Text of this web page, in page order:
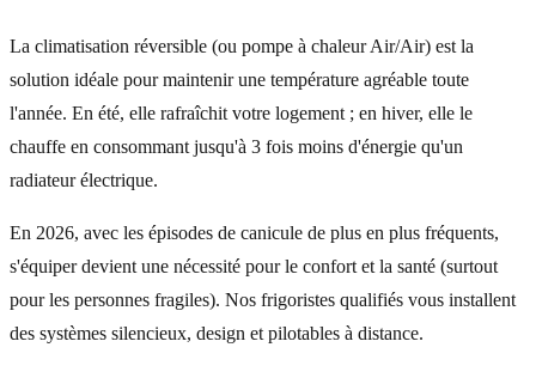
La climatisation réversible (ou pompe à chaleur Air/Air) est la
solution idéale pour maintenir une température agréable toute
l'année. En été, elle rafraîchit votre logement ; en hiver, elle le
chauffe en consommant jusqu'à 3 fois moins d'énergie qu'un
radiateur électrique.
En 2026, avec les épisodes de canicule de plus en plus fréquents,
s'équiper devient une nécessité pour le confort et la santé (surtout
pour les personnes fragiles). Nos frigoristes qualifiés vous installent
des systèmes silencieux, design et pilotables à distance.